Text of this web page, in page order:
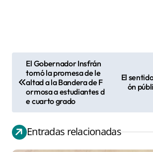
e
g
a
El Gobernador Insfrán
tomó la promesa de le
altad a la Bandera de F
ormosa a estudiantes d
e cuarto grado
El
ón
Entradas relacionadas